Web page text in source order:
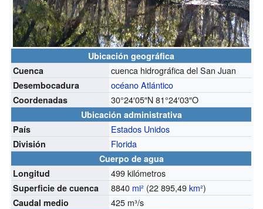
Ubicación geográfica
Cuenca
cuenca hidrográfica del San Juan
Desembocadura océano Atlántico
Coordenadas 30°24′05″N81°24′03″O
Ubicación administrativa
País
Estados Unidos
División Florida
Cuerpo de agua
Longitud
499 kilómetros
Superficie de cuenca 8840 mi² (22 895,49km²)
Caudal medio 425 m³/s